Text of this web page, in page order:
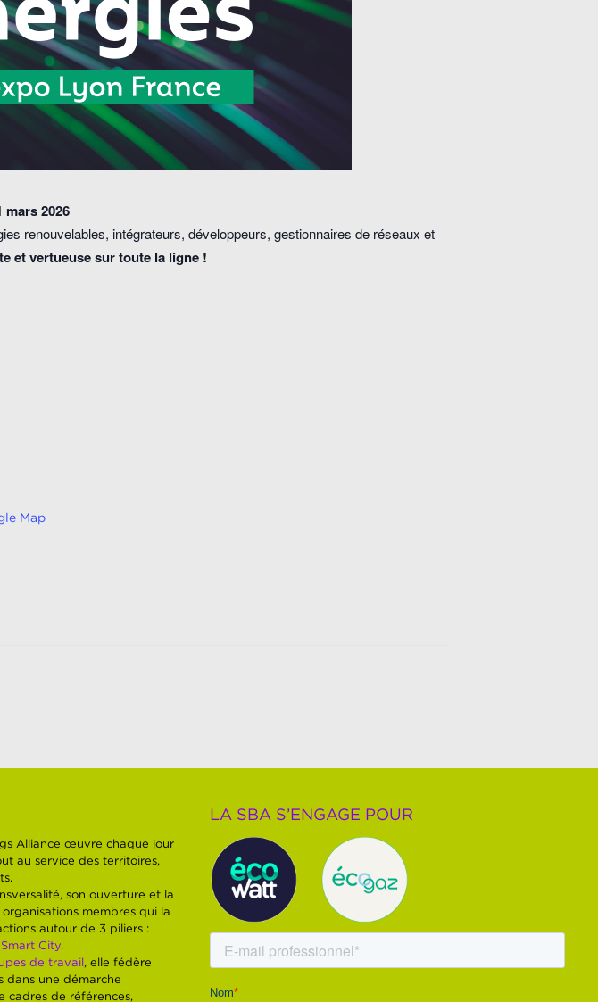
mars 2026
renouvelables, intégrateurs, développeurs, gestionnaires de réseaux et
et vertueuse sur toute la ligne !
Map
Alliance œuvre chaque jour
au service des territoires,
son ouverture et la
membres qui la
autour de 3 piliers :
Smart City.
de travail, elle fédère
dans une démarche
cadres de références,
LA SBA S’ENGAGE POUR